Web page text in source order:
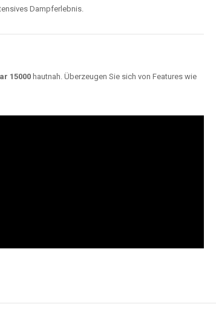
Dampferlebnis.
15000 hautnah. Überzeugen Sie sich von Features wie